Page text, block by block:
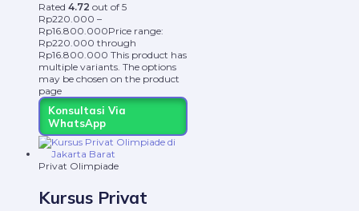
Rated 4.72 out of 5
Rp220.000 –
Rp16.800.000Price range:
Rp220.000 through
Rp16.800.000 This product has
multiple variants. The options
may be chosen on the product
page
Konsultasi Via
WhatsApp
Privat Olimpiade
Kursus Privat